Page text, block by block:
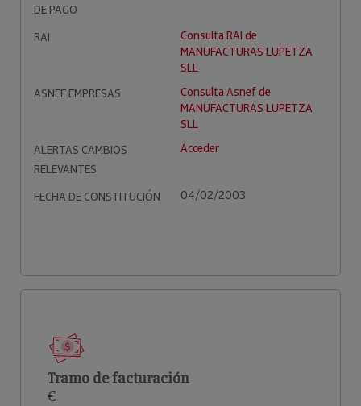
DE PAGO
RAI
Consulta RAI de
MANUFACTURAS LUPETZA
SLL
ASNEF EMPRESAS
Consulta Asnef de
MANUFACTURAS LUPETZA
SLL
ALERTAS CAMBIOS
RELEVANTES
Acceder
FECHA DE CONSTITUCIÓN 04/02/2003
Tramo de facturación
€